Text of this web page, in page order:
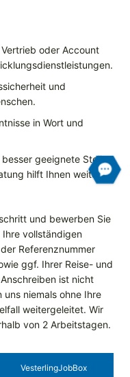
oder Account
und
in Wort und
geeignete Stellen
hilft Ihnen weiter!
und bewerben Sie
Ihre vollständigen
Referenznummer
ggf. Ihrer Reise- und
Anschreiben ist nicht
niemals ohne Ihre
weitergeleitet. Wir
von 2 Arbeitstagen.
Vesterling­JobBox